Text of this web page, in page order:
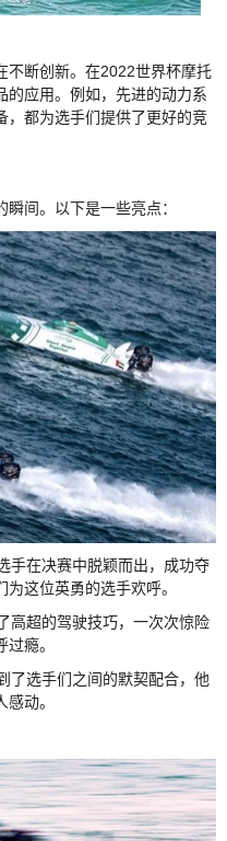
不断创新。在2022世界杯摩托
的应用。例如，先进的动力系
，都为选手们提供了更好的竞
间。以下是一些亮点：
手在决赛中脱颖而出，成功夺
这位英勇的选手欢呼。
高超的驾驶技巧，一次次惊险
瘾。
了选手们之间的默契配合，他
动。